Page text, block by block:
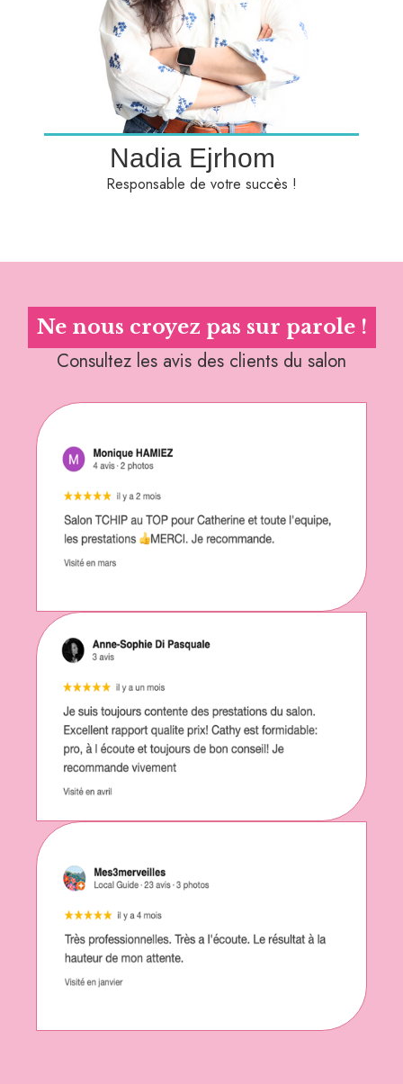
Nadia Ejrhom
Responsable de votre succès !
Ne nous croyez pas sur parole !
Consultez les avis des clients du salon